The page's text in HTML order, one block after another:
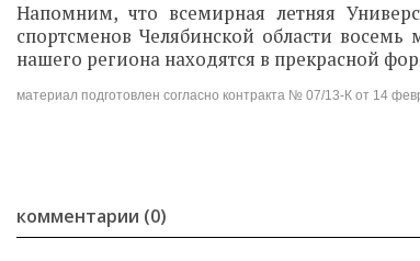
Напомним, что всемирная летняя
спортсменов Челябинской области
нашего региона находятся в прекрасной
материал подготовлен согласно контракта № 07/13-К от 14
комментарии (0)